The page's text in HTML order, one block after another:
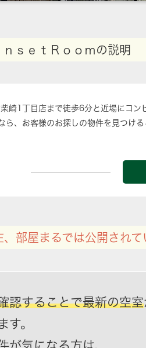
ｎｓｅｔＲｏｏｍの説明
崎1丁目店まで徒歩6分と近場にコ
ら、お客様のお探しの物件を見つけ
、部屋まるでは公開されて
認することで最新の空室
す。
が気になる方は、